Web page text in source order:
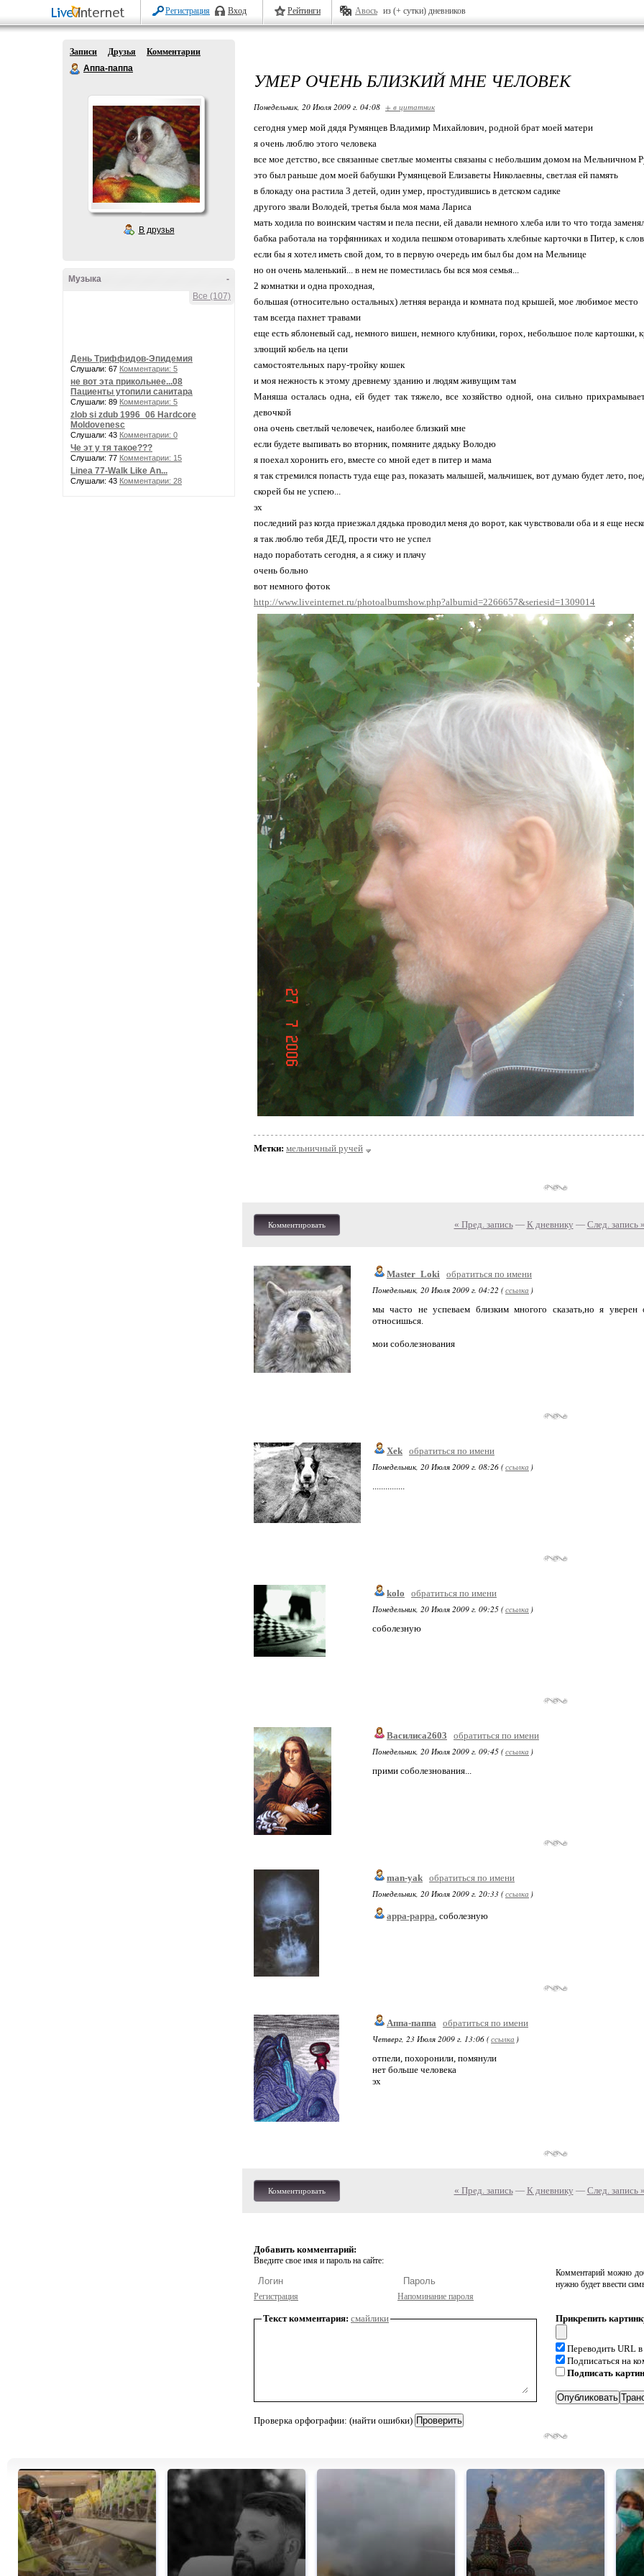
Регистрация Вход Рейтинги Авось из (+ сутки) дневников
Записи Друзья
Комментарии
Аппа-паппа
В друзья
-
Музыка
Все (107)
День Триффидов-Эпидемия
Слушали: 67 Комментарии: 5
не вот эта прикольнее...08
Пациенты утопили санитара
Слушали: 89 Комментарии: 5
zlob si zdub 1996_06 Hardcore
Moldovenesc
Слушали: 43 Комментарии: 0
Че эт у тя такое???
Слушали: 77 Комментарии: 15
Linea 77-Walk Like An...
Слушали: 43 Комментарии: 28
УМЕР ОЧЕНЬ БЛИЗКИЙ МНЕ ЧЕЛОВЕК
Понедельник, 20 Июля 2009 г. 04:08 + в цитатник
сегодня умер мой дядя Румянцев Владимир Михайлович, родной брат моей матери
я очень люблю этого человека
все мое детство, все связанные светлые моменты связаны с небольшим домом на
это был раньше дом моей бабушки Румянцевой Елизаветы Николаевны, светлая ей память
в блокаду она растила 3 детей, один умер, простудившись в детском садике
другого звали Володей, третья была моя мама Лариса
мать ходила по воинским частям и пела песни, ей давали немного хлеба или то что тогда
бабка работала на торфянниках и ходила пешком отоваривать хлебные карточки в Питер, к
если бы я хотел иметь свой дом, то в первую очередь им был бы дом на Мельнице
но он очень маленький... в нем не поместилась бы вся моя семья...
2 комнатки и одна проходная,
большая (относительно остальных) летняя веранда и комната под крышей, мое любимое место
там всегда пахнет травами
еще есть яблоневый сад, немного вишен, немного клубники, горох, небольшое поле картошки,
злющий кобель на цепи
самостоятельных пару-тройку кошек
и моя нежность к этому древнему зданию и людям живущим там
Маняша осталась одна, ей будет так тяжело, все хозяйство одной, она сильно
девочкой
она очень светлый человечек, наиболее близкий мне
если будете выпивать во вторник, помяните дядьку Володю
я поехал хоронить его, вместе со мной едет в питер и мама
я так стремился попасть туда еще раз, показать малышей, мальчишек, вот думаю будет лето,
скорей бы не успею...
эх
последний раз когда приезжал дядька проводил меня до ворот, как чувствовали оба и я еще
я так люблю тебя ДЕД, прости что не успел
надо поработать сегодня, а я сижу и плачу
очень больно
вот немного фоток
http://www.liveinternet.ru/photoalbumshow.php?albumid=2266657&seriesid=1309014
Метки: мельничный ручей
Комментировать « Пред. запись— К дневнику — След. запись »
Master_Loki обратиться по имени
Понедельник, 20 Июля 2009 г. 04:22 (ссылка )
мы часто не успеваем близким многого сказать,но я
относишься.
мои соболезнования
Xek обратиться по имени
Понедельник, 20 Июля 2009 г. 08:26 (ссылка )
...............
kolo
обратиться по имени
Понедельник, 20 Июля 2009 г. 09:25 (ссылка )
соболезную
Василиса2603
обратиться по имени
Понедельник, 20 Июля 2009 г. 09:45 (ссылка )
прими соболезнования...
man-yak обратиться по имени
Понедельник, 20 Июля 2009 г. 20:33 (ссылка )
appa-pappa, соболезную
Аппа-паппа
обратиться по имени
Четверг, 23 Июля 2009 г. 13:06 (ссылка )
отпели, похоронили, помянули
нет больше человека
эх
Комментировать « Пред. запись— К дневнику — След. запись »
Добавить комментарий:
Введите свое имя и пароль на сайте:
Регистрация Напоминание пароля
Комментарий можно
нужно будет ввести
Текст комментария: смайлики
Проверка орфографии: (найти ошибки)
Прикрепить
Переводить URL
Подписаться на
Подписать